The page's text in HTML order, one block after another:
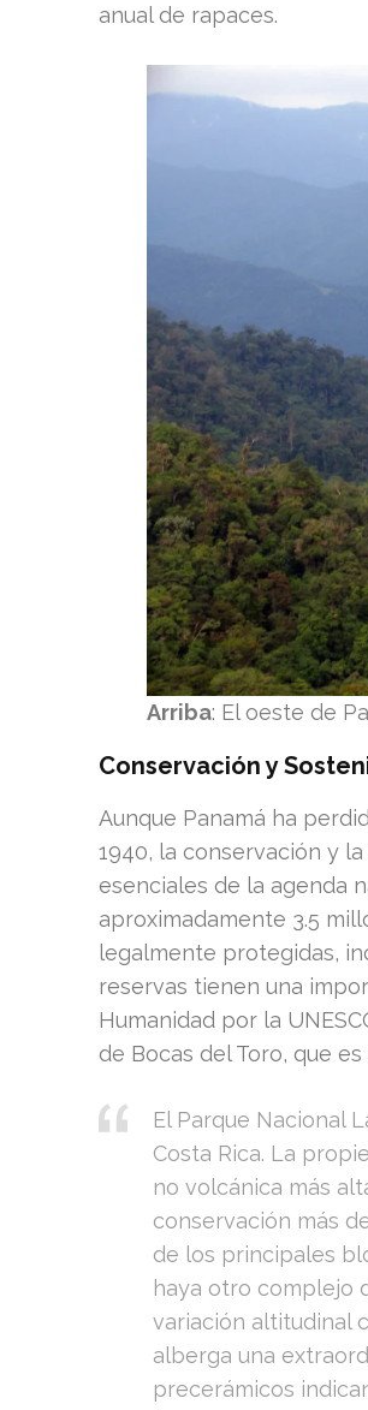
anual de rapaces.
Arriba: El oeste de
Conservación y
Aunque Panamá ha
1940, la conservación y
esenciales de la agenda
aproximadamente 3.5
legalmente protegidas,
reservas tienen una
Humanidad por la
de Bocas del Toro, que
El Parque Nacional
Costa Rica. La
no volcánica más
conservación más
de los principales
haya otro complejo
variación altitudinal
alberga una
precerámicos